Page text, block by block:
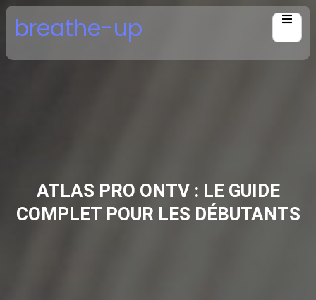
Skip
content
breathe-up
ATLAS PRO ONTV : LE GUIDE
COMPLET POUR LES DÉBUTANTS